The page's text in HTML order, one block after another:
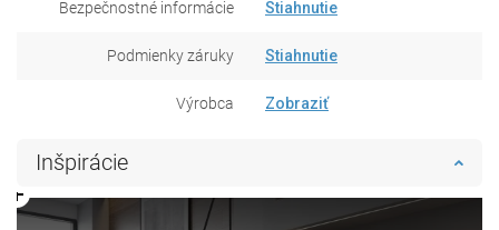
Bezpečnostné informácie Stiahnutie
Podmienky záruky Stiahnutie
Výrobca Zobraziť
Inšpirácie